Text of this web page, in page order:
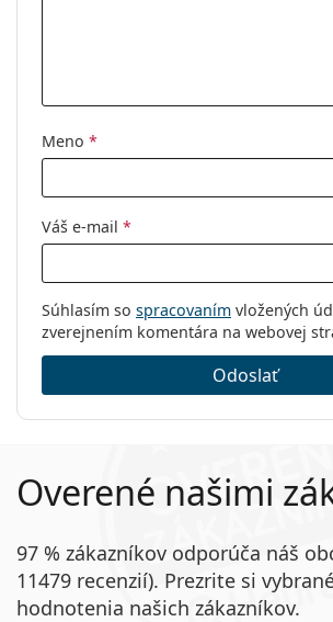
Meno *
Váš e-mail *
Súhlasím so spracovaním vložených
zverejnením komentára na webovej
Odoslať
Overené našimi
97 % zákazníkov odporúča náš
11479 recenzií). Prezrite si
hodnotenia našich zákazníkov.